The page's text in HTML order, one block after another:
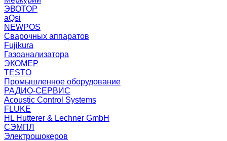
ЭВОТОР
aQsi
NEWPOS
Сварочных аппаратов
Fujikura
Газоанализатора
ЭКОМЕР
TESTO
Промышленное оборудование
РАДИО-СЕРВИС
Acoustic Control Systems
FLUKE
HL Hutterer & Lechner GmbH
СЭМПЛ
Электрошокеров